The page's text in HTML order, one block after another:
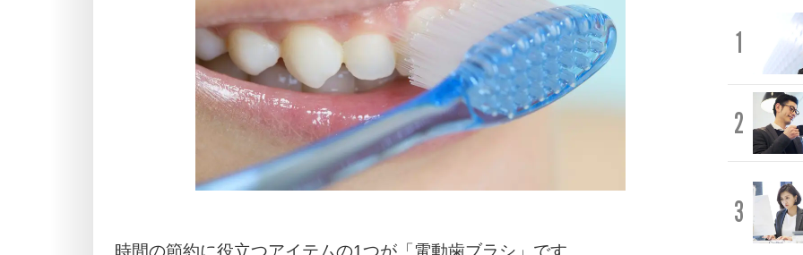
時間の節約に役立つアイテムの1つが「電動歯ブラシ」です。
1
2
3